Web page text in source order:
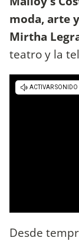
moda, arte
Mirtha
teatro y la
Desde